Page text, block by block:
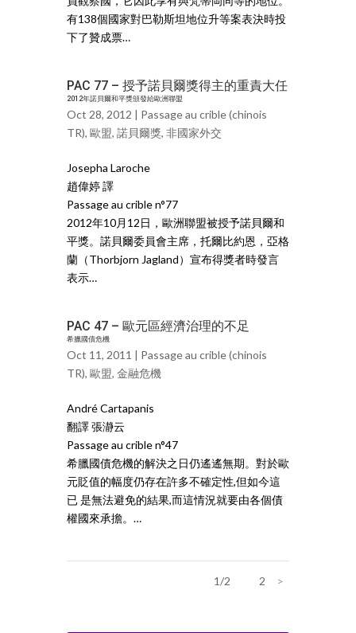
有138個國家對巴勒斯坦地位升等案表決時投
下了贊成票…
PAC 77 – 授予諾貝爾獎得主的重責大任
2012年諾貝爾和平獎頒發給歐洲聯盟
Oct 28, 2012 | Passage au crible (chinois
TR), 歐盟, 諾貝爾獎, 非國家外交
Josepha Laroche
趙偉婷 譯
Passage au crible n°77
2012年10月12日，歐洲聯盟被授予諾貝爾和
平獎。諾貝爾委員會主席，托爾比約恩，亞格
蘭（Thorbjorn Jagland）宣布得獎者時發言
表示…
PAC 47 – 歐元區經濟治理的不足
希臘國債危機
Oct 11, 2011 | Passage au crible (chinois
TR), 歐盟, 金融危機
André Cartapanis
翻譯 張瀞云
Passage au crible n°47
希臘國債危機的解決之日仍遙遙無期。對於歐
元貶值的幅度仍存在許多不確定性,但如今這
已 是無法避免的結果,而這情況就要由各個債
權國來承擔。…
1/2 2 >